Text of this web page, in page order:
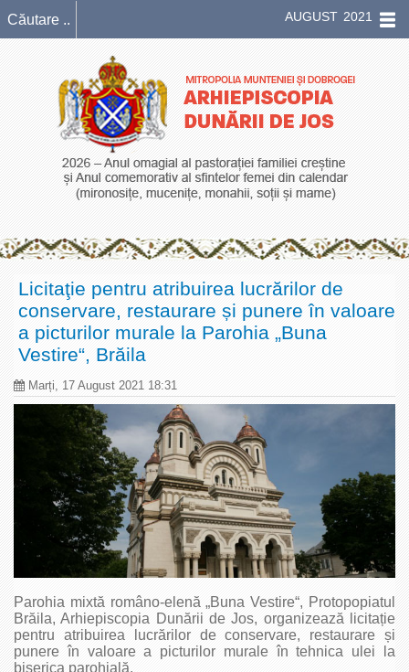
AUGUST 2021
Licitaţie pentru atribuirea lucrărilor de
conservare, restaurare și punere în valoare
a picturilor murale la Parohia „Buna
Vestire“, Brăila
Marți, 17 August 2021 18:31
Parohia mixtă româno-elenă „Buna Vestire“, Protopopiatul
Brăila, Arhiepiscopia Dunării de Jos, organizează licitație
pentru atribuirea lucrărilor de conservare, restaurare și
punere în valoare a picturilor murale în tehnica ulei la
biserica parohială.